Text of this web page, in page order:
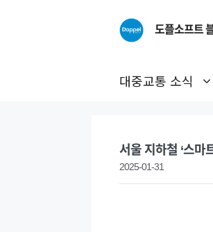
도플소프트
대중교통 소식
서울 지하철 ‘스마
2025-01-31